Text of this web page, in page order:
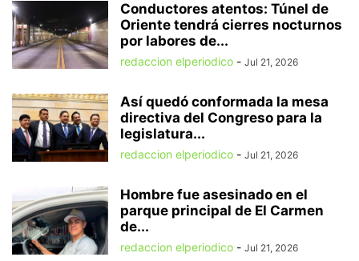
Conductores atentos: Túnel de
Oriente tendrá cierres nocturnos
por labores de...
redaccion elperiodico - Jul 21, 2026
Así quedó conformada la mesa
directiva del Congreso para la
legislatura...
redaccion elperiodico - Jul 21, 2026
Hombre fue asesinado en el
parque principal de El Carmen
de...
redaccion elperiodico - Jul 21, 2026